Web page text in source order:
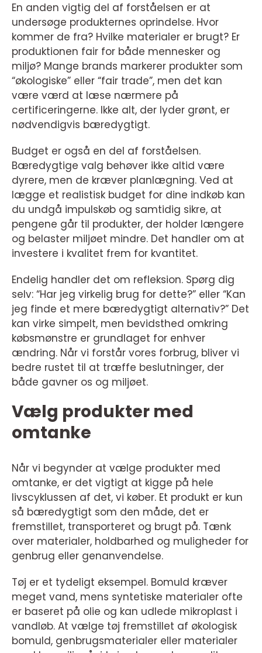
En anden vigtig del af forståelsen er at
undersøge produkternes oprindelse. Hvor
kommer de fra? Hvilke materialer er brugt? Er
produktionen fair for både mennesker og
miljø? Mange brands markerer produkter som
“økologiske” eller “fair trade”, men det kan
være værd at læse nærmere på
certificeringerne. Ikke alt, der lyder grønt, er
nødvendigvis bæredygtigt.
Budget er også en del af forståelsen.
Bæredygtige valg behøver ikke altid være
dyrere, men de kræver planlægning. Ved at
lægge et realistisk budget for dine indkøb kan
du undgå impulskøb og samtidig sikre, at
pengene går til produkter, der holder længere
og belaster miljøet mindre. Det handler om at
investere i kvalitet frem for kvantitet.
Endelig handler det om refleksion. Spørg dig
selv: “Har jeg virkelig brug for dette?” eller “Kan
jeg finde et mere bæredygtigt alternativ?” Det
kan virke simpelt, men bevidsthed omkring
købsmønstre er grundlaget for enhver
ændring. Når vi forstår vores forbrug, bliver vi
bedre rustet til at træffe beslutninger, der
både gavner os og miljøet.
Vælg produkter med
omtanke
Når vi begynder at vælge produkter med
omtanke, er det vigtigt at kigge på hele
livscyklussen af det, vi køber. Et produkt er kun
så bæredygtigt som den måde, det er
fremstillet, transporteret og brugt på. Tænk
over materialer, holdbarhed og muligheder for
genbrug eller genanvendelse.
Tøj er et tydeligt eksempel. Bomuld kræver
meget vand, mens syntetiske materialer ofte
er baseret på olie og kan udlede mikroplast i
vandløb. At vælge tøj fremstillet af økologisk
bomuld, genbrugsmaterialer eller materialer